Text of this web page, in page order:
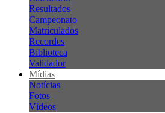
Resultados
Campeonato
Matriculados
Recordes
Biblioteca
Validador
Mídias
Notícias
Fotos
Vídeos